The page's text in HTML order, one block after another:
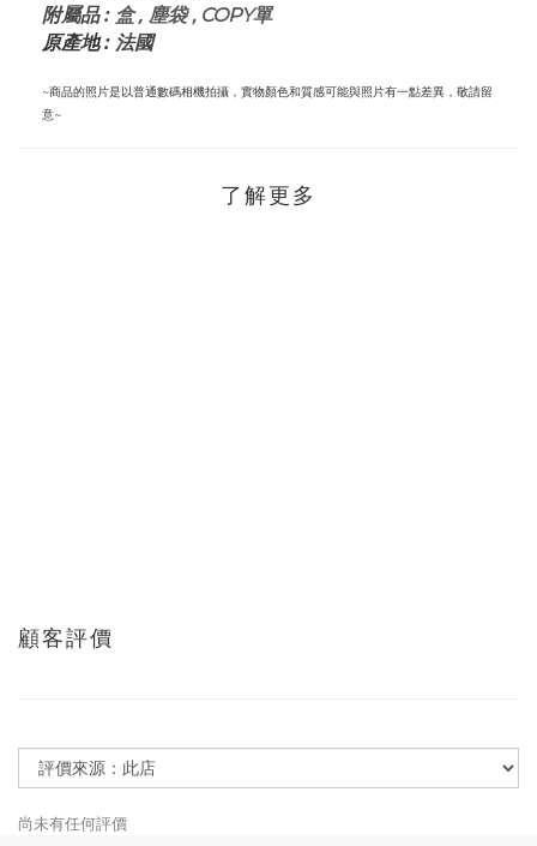
附屬品: 盒 , 塵袋 , COPY單
原產地 : 法國
~商品的照片是以普通數碼相機拍攝，實物顏色和質感可能與照片有一點差異，敬請留
意~
了解更多
顧客評價
尚未有任何評價